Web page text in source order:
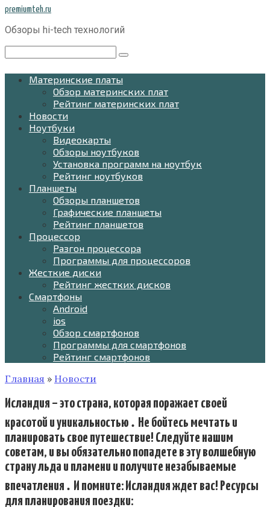
Перейти
контенту
premiumteh.ru
Обзоры hi-tech технологий
Материнские платы
Обзор материнских плат
Рейтинг материнских плат
Новости
Ноутбуки
Видеокарты
Обзоры ноутбуков
Установка программ на ноутбук
Рейтинг ноутбуков
Планшеты
Обзоры планшетов
Графические планшеты
Рейтинг планшетов
Процессор
Разгон процессора
Программы для процессоров
Жесткие диски
Рейтинг жестких дисков
Смартфоны
Android
ios
Обзор смартфонов
Программы для смартфонов
Рейтинг смартфонов
Главная » Новости
Исландия – это страна, которая поражает своей
красотой и уникальностью․ Не бойтесь мечтать и
планировать свое путешествие! Следуйте нашим
советам, и вы обязательно попадете в эту волшебную
страну льда и пламени и получите незабываемые
впечатления․ И помните: Исландия ждет вас! Ресурсы
для планирования поездки: